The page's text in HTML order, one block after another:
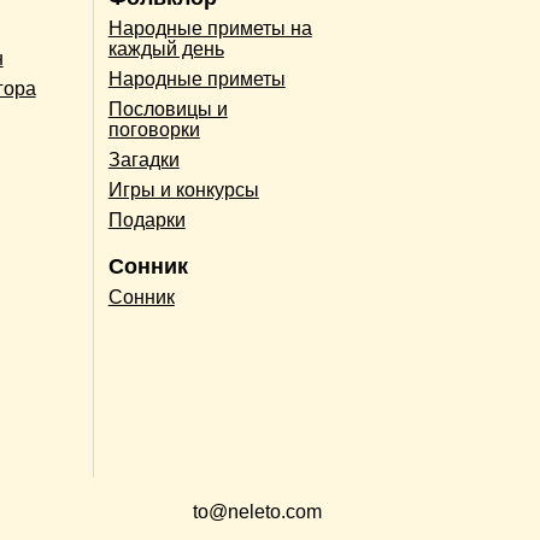
Народные приметы на
каждый день
Народные приметы
Пословицы и
поговорки
Загадки
Игры и конкурсы
Подарки
Сонник
Сонник
to@neleto.com